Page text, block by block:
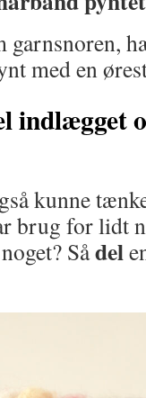
med en
indlægget
kunne
brug for lidt
Sådel